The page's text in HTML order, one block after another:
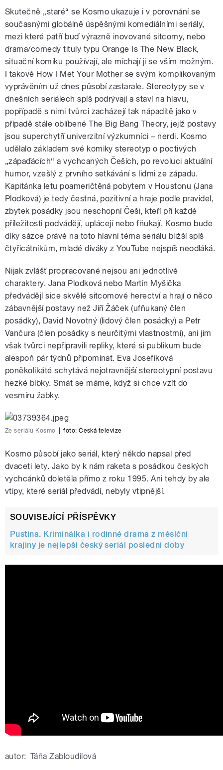
Skutečně „staré“ se Kosmo ukazuje i v porovnání se
současnými globálně úspěšnými komediálními seriály,
mezi které patří buď výrazně inovované sitcomy, nebo
drama/comedy tituly typu Orange Is The New Black,
situační komiku používají, ale míchají ji se vším možným.
I takové How I Met Your Mother se svým komplikovaným
vyprávěním už dnes působí zastarale. Stereotypy se v
dnešních seriálech spíš podrývají a staví na hlavu,
popřípadě s nimi tvůrci zacházejí tak nápaditě jako v
případě stále oblíbené The Big Bang Theory, jejíž postavy
jsou superchytří univerzitní výzkumníci – nerdi. Kosmo
udělalo základem své komiky stereotyp o poctivých
„zápaďácích“ a vychcaných Češích, po revoluci aktuální
humor, vzešlý z prvního setkávání s lidmi ze západu.
Kapitánka letu poameričtěná pobytem v Houstonu (Jana
Plodková) je tedy čestná, pozitivní a hraje podle pravidel,
zbytek posádky jsou neschopní Češi, kteří při každé
příležitosti podvádějí, uplácejí nebo fňukají. Kosmo bude
díky sázce právě na toto hlavní téma seriálu bližší spíš
čtyřicátníkům, mladé diváky z YouTube nejspíš neodláká.
Nijak zvlášť propracované nejsou ani jednotlivé
charaktery. Jana Plodková nebo Martin Myšička
předvádějí sice skvělé sitcomové herectví a hrají o něco
zábavnější postavy než Jiří Žáček (ufňukaný člen
posádky), David Novotný (lidový člen posádky) a Petr
Vančura (člen posádky s neurčitými vlastnostmi), ani jim
však tvůrci nepřipravili repliky, které si publikum bude
alespoň pár týdnů připomínat. Eva Josefíková
poněkolikáté schytává nejotravnější stereotypní postavu
hezké blbky. Smát se máme, když si chce vzít do
vesmíru žabky.
Ze seriálu Kosmo foto: Česká televize
Kosmo působí jako seriál, který někdo napsal před
dvaceti lety. Jako by k nám raketa s posádkou českých
vychcánků doletěla přímo z roku 1995. Ani tehdy by ale
vtipy, které seriál předvádí, nebyly vtipnější.
SOUVISEJÍCÍ PŘÍSPĚVKY
Pustina. Kriminálka i rodinné drama z měsíční
krajiny je nejlepší český seriál poslední doby
autor: Táňa Zabloudilová